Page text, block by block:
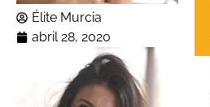
Élite Murcia
abril 28, 2020